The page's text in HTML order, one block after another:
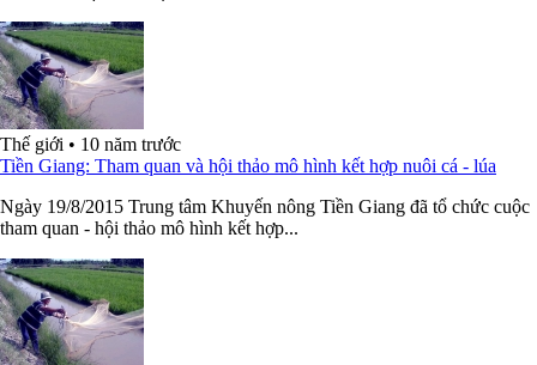
Thế giới • 10 năm trước
Tiền Giang: Tham quan và hội thảo mô hình kết hợp nuôi cá - lúa
Ngày 19/8/2015 Trung tâm Khuyến nông Tiền Giang đã tổ chức cuộc
tham quan - hội thảo mô hình kết hợp...